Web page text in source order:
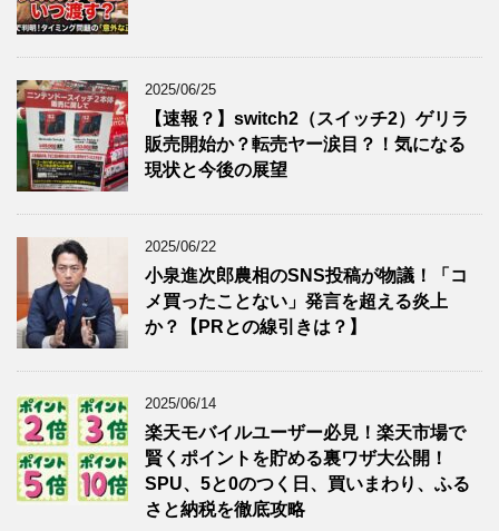
2025/06/25
【速報？】switch2（スイッチ2）ゲリラ
販売開始か？転売ヤー涙目？！気になる
現状と今後の展望
2025/06/22
小泉進次郎農相のSNS投稿が物議！「コ
メ買ったことない」発言を超える炎上
か？【PRとの線引きは？】
2025/06/14
楽天モバイルユーザー必見！楽天市場で
賢くポイントを貯める裏ワザ大公開！
SPU、5と0のつく日、買いまわり、ふる
さと納税を徹底攻略